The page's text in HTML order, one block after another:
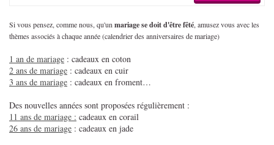
Si vous pensez, comme nous, qu'unmariage se doit d'être fêté, amusez vous avec les
thèmes associés à chaque année (calendrier des anniversaires de mariage)
1 an de mariage : cadeaux en coton
2 ans de mariage : cadeaux en cuir
3 ans de mariage : cadeaux en froment…
Des nouvelles années sont proposées régulièrement :
11 ans de mariage : cadeaux en corail
26 ans de mariage : cadeaux en jade